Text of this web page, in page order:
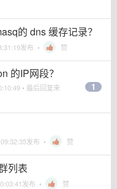
的 dns 缓存记录？
发布 • 赞
的IP网段？
• 最后回复来
1
发布 • 赞
列表
发布 • 赞